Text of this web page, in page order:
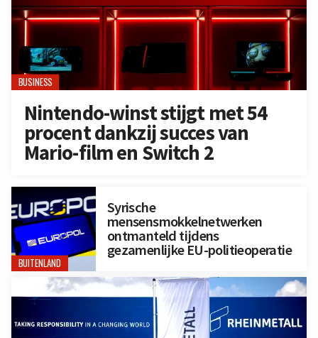
BUSINESS
Nintendo-winst stijgt met 54
procent dankzij succes van
Mario-film en Switch 2
BUITENLAND
Syrische
mensensmokkelnetwerken
ontmanteld tijdens
gezamenlijke EU-politieoperatie